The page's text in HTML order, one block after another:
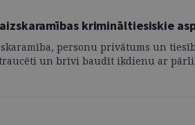
krimināltiesiskie
personu privātums un
un brīvi baudīt ikdienu ar